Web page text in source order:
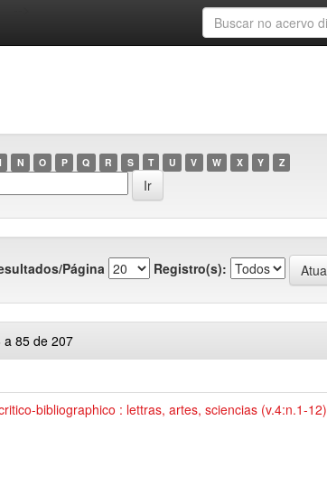
N O P Q R S T U V W X Y Z
Página Registro(s):
a 85 de 207
bibliographico : lettras, artes, sciencias (v.4:n.1-12)